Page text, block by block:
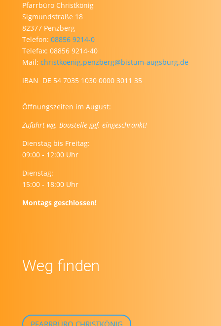
Pfarrbüro Christkönig
Sigmundstraße 18
82377 Penzberg
Telefon: 08856 9214-0
Telefax: 08856 9214-40
Mail: christkoenig.penzberg@bistum-augsburg.de
IBAN DE 54 7035 1030 0000 3011 35
Öffnungszeiten im August:
Zufahrt wg. Baustelle ggf. eingeschränkt!
Dienstag bis Freitag:
09:00 - 12:00 Uhr
Dienstag:
15:00 - 18:00 Uhr
Montags geschlossen!
Weg finden
PFARRBÜRO CHRISTKÖNIG